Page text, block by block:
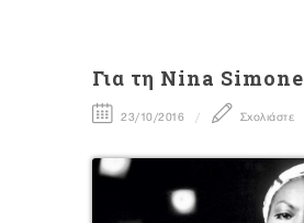
Για τη Νina Simone
23/10/2016 Σχολιάστε